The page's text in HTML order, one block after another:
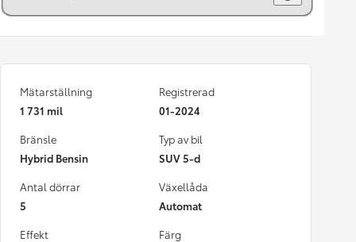
Mätarställning
1 731 mil
Registrerad
01-2024
Bränsle
Hybrid Bensin
Typ av bil
SUV 5-d
Antal dörrar
5
Växellåda
Automat
Effekt
Färg